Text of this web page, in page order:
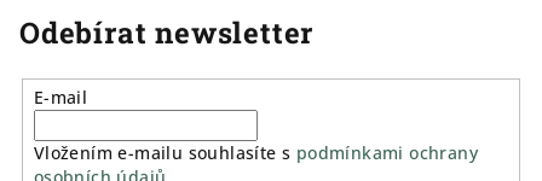
Odebírat newsletter
E-mail
Vložením e-mailu souhlasíte s podmínkami ochrany